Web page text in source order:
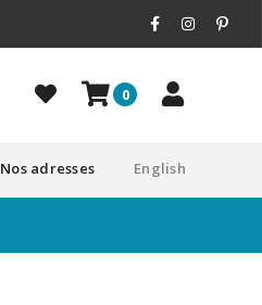
0
English
Nos adresses